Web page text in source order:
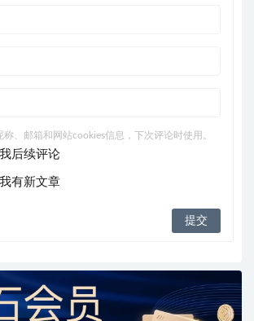
、邮箱和网站cookies信息，下次评论时使用。
后续评论
有新文章